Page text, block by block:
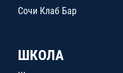
Сочи Клаб Бар
ШКОЛА